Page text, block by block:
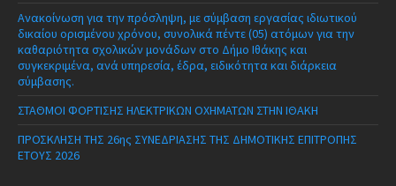
Ανακοίνωση για την πρόσληψη, με σύμβαση εργασίας ιδιωτικού
δικαίου ορισμένου χρόνου, συνολικά πέντε (05) ατόμων για την
καθαριότητα σχολικών μονάδων στο Δήμο Ιθάκης και
συγκεκριμένα, ανά υπηρεσία, έδρα, ειδικότητα και διάρκεια
σύμβασης.
ΣΤΑΘΜΟΙ ΦΟΡΤΙΣΗΣ ΗΛΕΚΤΡΙΚΩΝ ΟΧΗΜΑΤΩΝ ΣΤΗΝ ΙΘΑΚΗ
ΠΡΟΣΚΛΗΣΗ ΤΗΣ 26ης ΣΥΝΕΔΡΙΑΣΗΣ ΤΗΣ ΔΗΜΟΤΙΚΗΣ ΕΠΙΤΡΟΠΗΣ
ΕΤΟΥΣ 2026